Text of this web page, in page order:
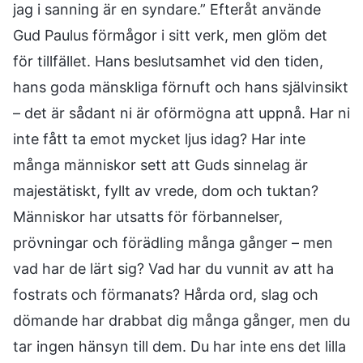
jag i sanning är en syndare.” Efteråt använde
Gud Paulus förmågor i sitt verk, men glöm det
för tillfället. Hans beslutsamhet vid den tiden,
hans goda mänskliga förnuft och hans självinsikt
– det är sådant ni är oförmögna att uppnå. Har ni
inte fått ta emot mycket ljus idag? Har inte
många människor sett att Guds sinnelag är
majestätiskt, fyllt av vrede, dom och tuktan?
Människor har utsatts för förbannelser,
prövningar och förädling många gånger – men
vad har de lärt sig? Vad har du vunnit av att ha
fostrats och förmanats? Hårda ord, slag och
dömande har drabbat dig många gånger, men du
tar ingen hänsyn till dem. Du har inte ens det lilla